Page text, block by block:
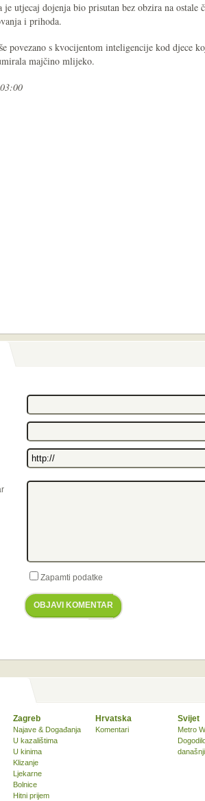
utjecaj dojenja bio prisutan bez obzira na
i prihoda.
povezano s kvocijentom inteligencije kod djece
majčino mlijeko.
Zapamti podatke
OBJAVI KOMENTAR
Zagreb
Najave & Događanja
U kazalištima
U kinima
Klizanje
Ljekarne
Bolnice
Hitni prijem
Hrvatska
Komentari
Svijet
Metro